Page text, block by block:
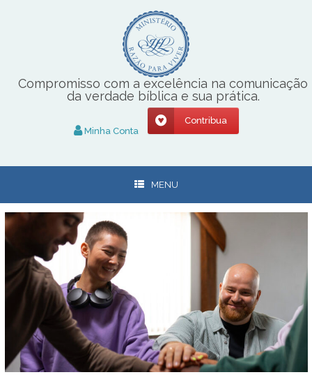
Compromisso com a excelência na comunicação
da verdade bíblica e sua prática.
Minha Conta
Contribua
MENU